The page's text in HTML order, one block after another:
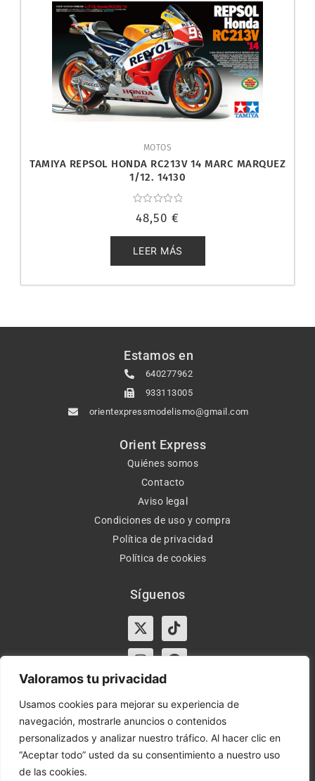
Valoramos tu privacidad
Usamos cookies para mejorar su experiencia de
navegación, mostrarle anuncios o contenidos
personalizados y analizar nuestro tráfico. Al hacer clic en
“Aceptar todo” usted da su consentimiento a nuestro uso
de las cookies.
MOTOS
TAMIYA REPSOL HONDA RC213V 14 MARC MARQUEZ
1/12. 14130
con
de
5
48,50 €
LEER MÁS
Estamos en
640277962
933113005
orientexpressmodelismo@gmail.com
Orient Express
Quiénes somos
Contacto
Aviso legal
Condiciones de uso y compra
Política de privacidad
Política de cookies
Síguenos
X-
twitter
Tiktok
InstagramFacebook
Horario:
Lun-Vie de 10:00-13:30 y 17:00-20:00 – Sáb de
10:00-13:30
Orient Express | Copyright 2021 © Todos los derechos